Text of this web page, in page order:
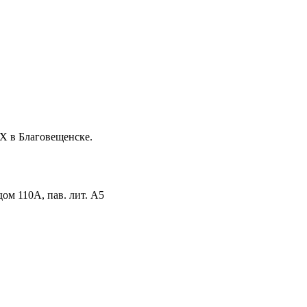
в Благовещенске.
110А, пав. лит. А5